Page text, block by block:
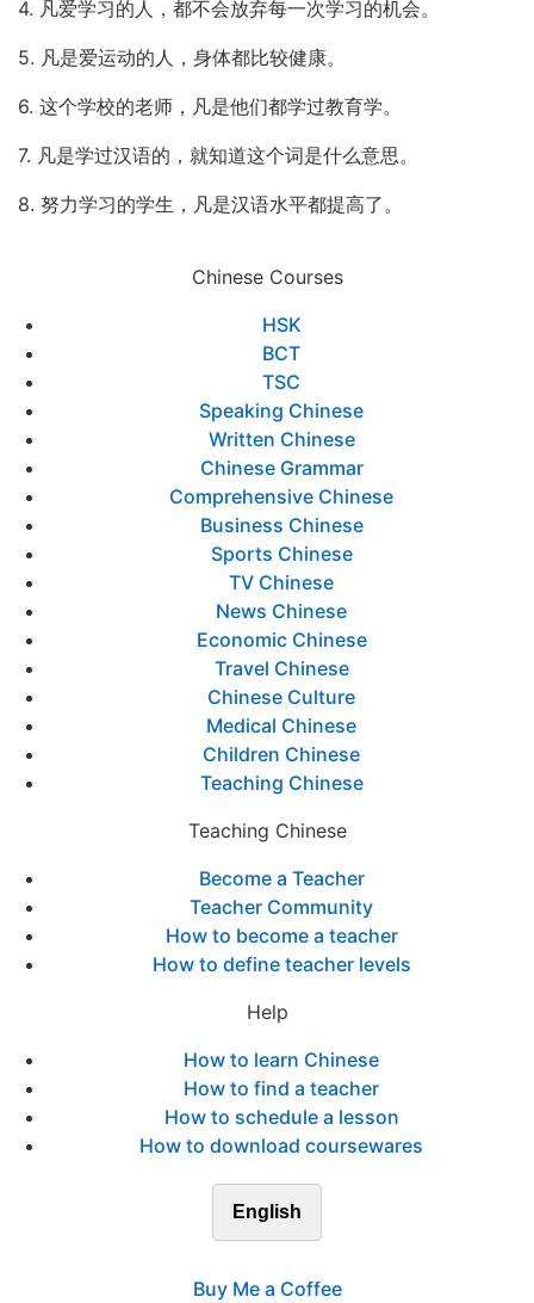
4. 凡爱学习的人，都不会放弃每一次学习的机会。
5. 凡是爱运动的人，身体都比较健康。
6. 这个学校的老师，凡是他们都学过教育学。
7. 凡是学过汉语的，就知道这个词是什么意思。
8. 努力学习的学生，凡是汉语水平都提高了。
Chinese Courses
HSK
BCT
TSC
Speaking Chinese
Written Chinese
Chinese Grammar
Comprehensive Chinese
Business Chinese
Sports Chinese
TV Chinese
News Chinese
Economic Chinese
Travel Chinese
Chinese Culture
Medical Chinese
Children Chinese
Teaching Chinese
Teaching Chinese
Become a Teacher
Teacher Community
How to become a teacher
How to define teacher levels
Help
How to learn Chinese
How to find a teacher
How to schedule a lesson
How to download coursewares
English
Buy Me a Coffee